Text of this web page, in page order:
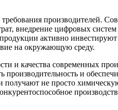
производителей.
внедрение цифровых
активно
на окружающую среду.
и качества современных
и
не просто